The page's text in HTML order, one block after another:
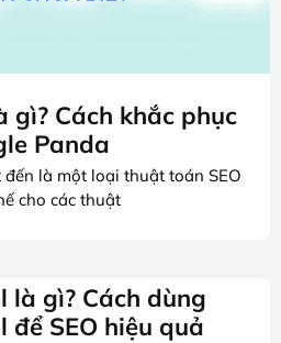
gì? Cách khắc phục
Panda
là một loại thuật toán SEO
cho các thuật
là gì? Cách dùng
SEO hiệu quả